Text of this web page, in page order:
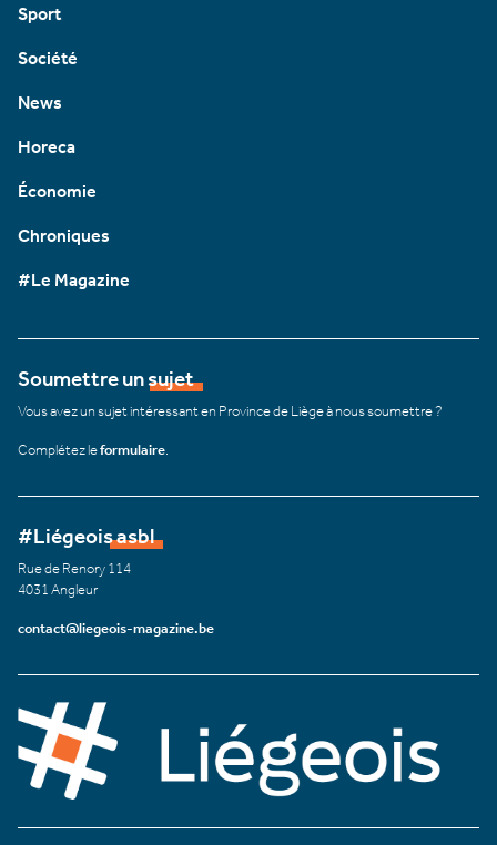
Sport
Société
News
Horeca
Économie
Chroniques
#Le Magazine
Soumettre un sujet
Vous avez un sujet intéressant en Province de Liège à nous soumettre ?
Complétez leformulaire
#Liégeois asbl
Rue de Renory 114
4031 Angleur
contact@liegeois-magazine.be